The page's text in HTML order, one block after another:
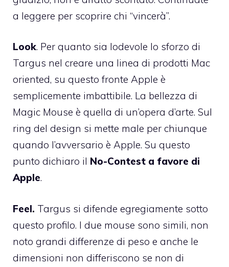
a leggere per scoprire chi “vincerà”.
Look. Per quanto sia lodevole lo sforzo di
Targus nel creare una linea di prodotti Mac
oriented, su questo fronte Apple è
semplicemente imbattibile. La bellezza di
Magic Mouse è quella di un’opera d’arte. Sul
ring del design si mette male per chiunque
quando l’avversario è Apple. Su questo
punto dichiaro il No-Contest a favore di
Apple.
Feel. Targus si difende egregiamente sotto
questo profilo. I due mouse sono simili, non
noto grandi differenze di peso e anche le
dimensioni non differiscono se non di